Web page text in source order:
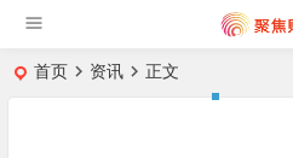
首页 资讯 正文